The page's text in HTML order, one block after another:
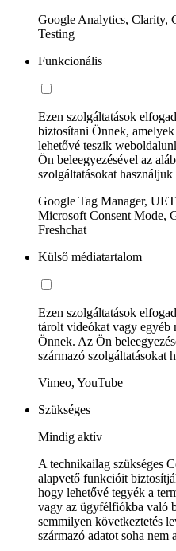
Google Analytics, Clarity,
Testing
Funkcionális
Ezen szolgáltatások
biztosítani Önnek,
lehetővé teszik
Ön beleegyezésével az
szolgáltatásokat
Google Tag Manager,
Microsoft Consent Mode,
Freshchat
Külső médiatartalom
Ezen szolgáltatások
tárolt videókat vagy egyéb
Önnek. Az Ön
származó szolgáltatásokat
Vimeo, YouTube
Szükséges
Mindig aktív
A technikailag szükséges
alapvető funkcióit
hogy lehetővé tegyék a
vagy az ügyfélfiókba való
semmilyen következtetés
származó adatot soha